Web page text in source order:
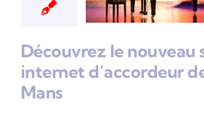
Au
Blog
Découvrez le nouveau
internet d’accordeur
Mans